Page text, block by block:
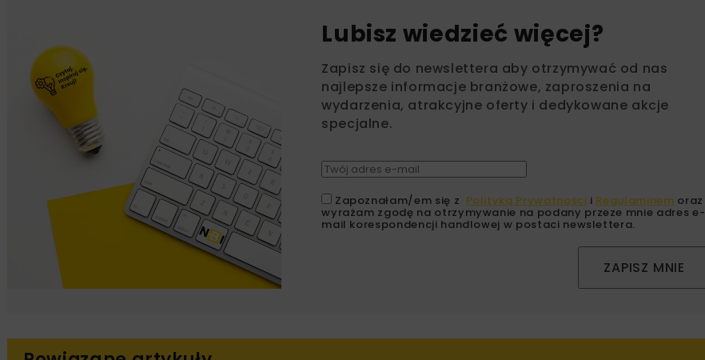
Lubisz wiedzieć więcej?
Zapisz się do newslettera aby otrzymywać od nas
najlepsze informacje branżowe, zaproszenia na
wydarzenia, atrakcyjne oferty i dedykowane akcje
specjalne.
Zapoznałam/em się z Polityką Prywatności i Regulaminem oraz
wyrażam zgodę na otrzymywanie na podany przeze mnie adres e-
mail korespondencji handlowej w postaci newslettera.
ZAPISZ MNIE